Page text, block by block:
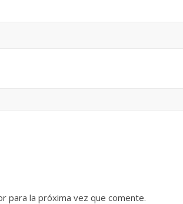
para la próxima vez que comente.